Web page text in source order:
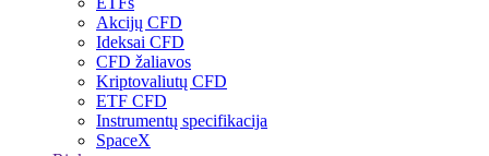
Akcijų CFD
Ideksai CFD
CFD žaliavos
Kriptovaliutų CFD
ETF CFD
Instrumentų specifikacija
SpaceX